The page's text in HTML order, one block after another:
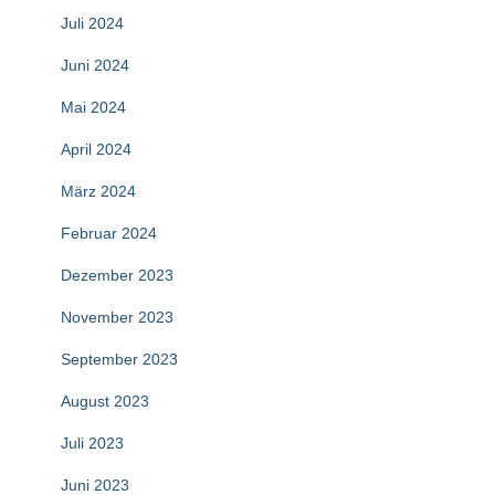
Juli 2024
Juni 2024
Mai 2024
April 2024
März 2024
Februar 2024
Dezember 2023
November 2023
September 2023
August 2023
Juli 2023
Juni 2023